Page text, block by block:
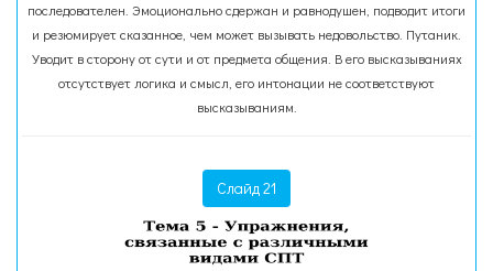
последователен. Эмоционально сдержан и равнодушен, подводит итоги
и резюмирует сказанное, чем может вызывать недовольство. Путаник.
Уводит в сторону от сути и от предмета общения. В его высказываниях
отсутствует логика и смысл, его интонации не соответствуют
высказываниям.
Слайд 21